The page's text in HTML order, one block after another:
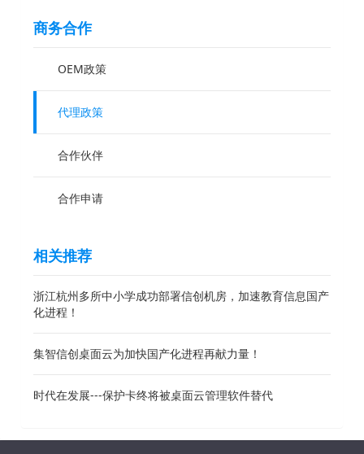
商务合作
OEM政策
代理政策
合作伙伴
合作申请
相关推荐
浙江杭州多所中小学成功部署信创机房，加速教育信息国产
化进程！
集智信创桌面云为加快国产化进程再献力量！
时代在发展---保护卡终将被桌面云管理软件替代